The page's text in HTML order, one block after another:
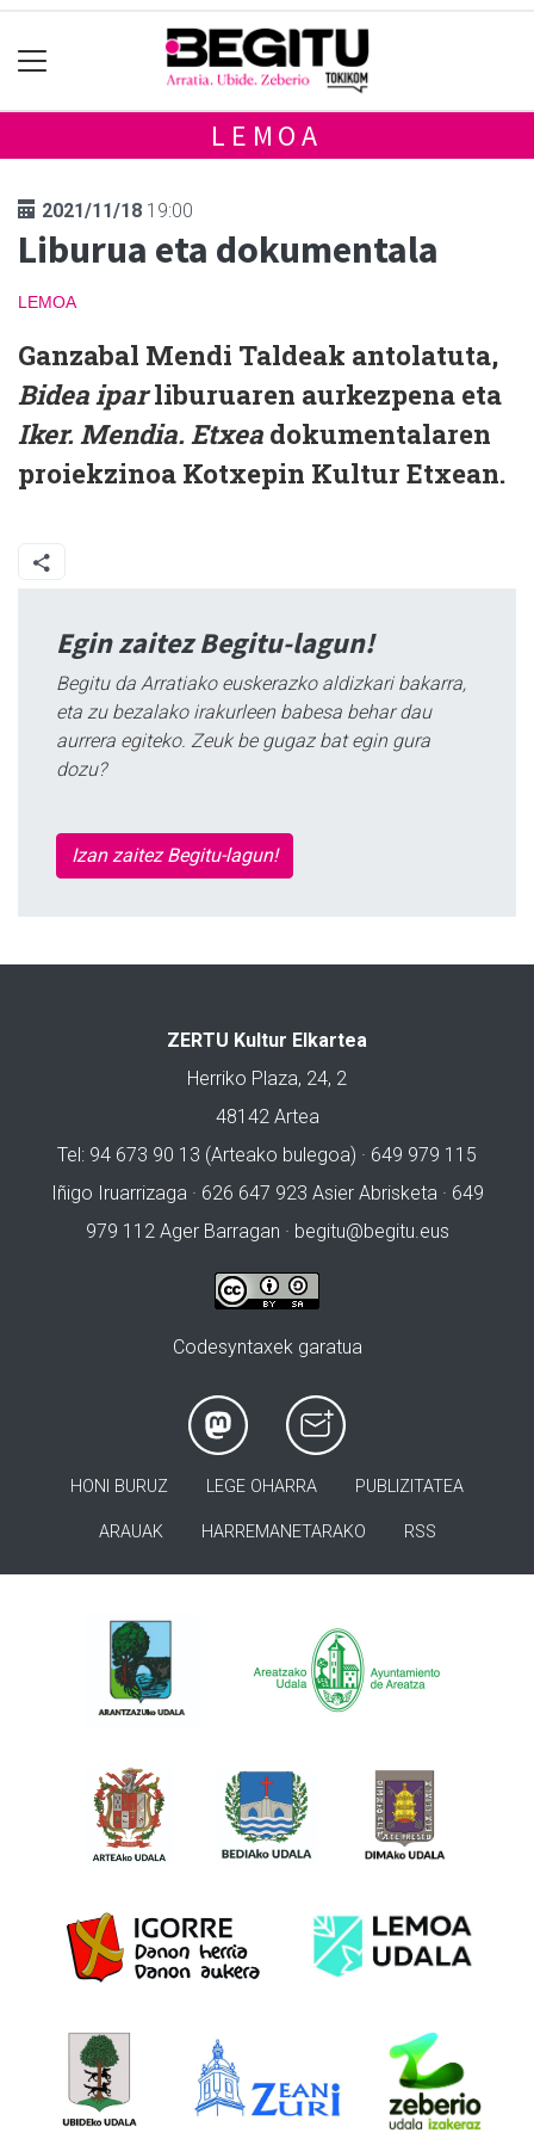
LEMOA
2021/11/18 19:00
Liburua eta dokumentala
LEMOA
Ganzabal Mendi Taldeak antolatuta,
Bidea iparliburuaren aurkezpena eta
Iker. Mendia. Etxea dokumentalaren
proiekzinoa Kotxepin Kultur Etxean.
Egin zaitez Begitu-lagun!
Begitu da Arratiako euskerazko aldizkari bakarra,
eta zu bezalako irakurleen babesa behar dau
aurrera egiteko. Zeuk be gugaz bat egin gura
dozu?
Izan zaitez Begitu-lagun!
ZERTU Kultur Elkartea
Herriko Plaza, 24, 2
48142 Artea
Tel: 94 673 90 13 (Arteako bulegoa) · 649 979 115
Iñigo Iruarrizaga · 626 647 923 Asier Abrisketa · 649
979 112 Ager Barragan · begitu@begitu.eus
Codesyntaxek garatua
HONI BURUZ LEGE OHARRA PUBLIZITATEA
ARAUAK HARREMANETARAKO RSS